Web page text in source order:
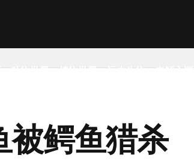
动物世界 植物世界 远古生物 未解之谜
鳄鱼猎杀